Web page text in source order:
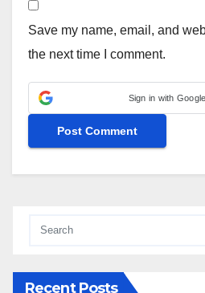
Save my name, email, and
the next time I comment.
Sign in with Google
Recent Posts